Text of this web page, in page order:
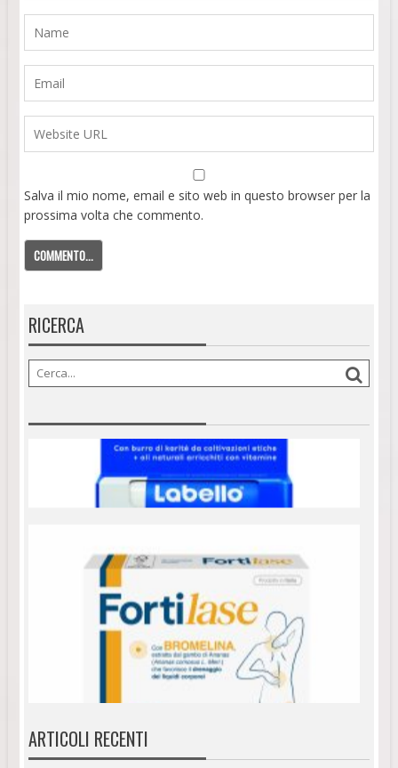
Salva il mio nome, email e sito web in questo browser per la
prossima volta che commento.
RICERCA
ARTICOLI RECENTI